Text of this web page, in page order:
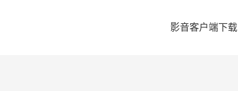
影音客户端下载